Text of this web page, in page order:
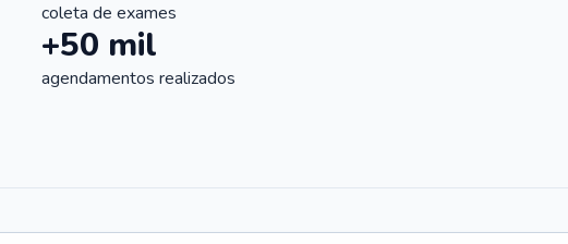
coleta de exames
+50 mil
agendamentos realizados